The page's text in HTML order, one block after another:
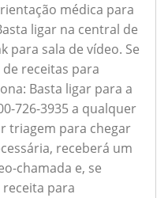
médica para
ligar na central de
para sala de vídeo. Se
receitas para
Basta ligar para a
726-3935 a qualquer
triagem para chegar
receberá um
chamada e, se
para